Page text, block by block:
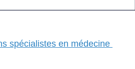
spécialistes en médecine